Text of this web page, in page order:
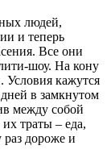
людей,
и теперь
Все они
шоу. На кону
Условия кажутся
в замкнутом
между собой
траты – еда,
раз дороже и